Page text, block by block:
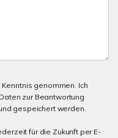
Kenntnis genommen. Ich
zur Beantwortung
gespeichert werden.
für die Zukunft per E-